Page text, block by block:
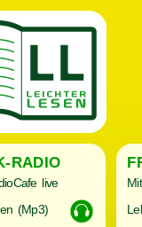
RADIO
live
(Mp3)